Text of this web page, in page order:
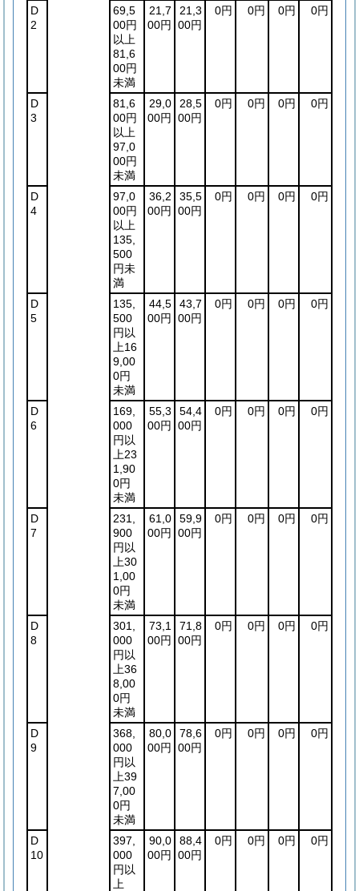
D
2
69,5
00円
以上
81,6
00円
未満
21,7
00円
21,3
00円
0円 0円 0円 0円
D
3
81,6
00円
以上
97,0
00円
未満
29,0
00円
28,5
00円
0円 0円 0円 0円
D
4
97,0
00円
以上
135,
500
円未
満
36,2
00円
35,5
00円
0円 0円 0円 0円
D
5
135,
500
円以
上16
9,00
0円
未満
44,5
00円
43,7
00円
0円 0円 0円 0円
D
6
169,
000
円以
上23
1,90
0円
未満
55,3
00円
54,4
00円
0円 0円 0円 0円
D
7
231,
900
円以
上30
1,00
0円
未満
61,0
00円
59,9
00円
0円 0円 0円 0円
D
8
301,
000
円以
上36
8,00
0円
未満
73,1
00円
71,8
00円
0円 0円 0円 0円
D
9
368,
000
円以
上39
7,00
0円
未満
80,0
00円
78,6
00円
0円 0円 0円 0円
D
10
397,
000
円以
上
90,0
00円
88,4
00円
0円 0円 0円 0円